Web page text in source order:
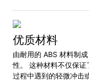
优质材料
由耐用的 ABS 材料制
性。 这种材料不仅保
过程中遇到的轻微冲击